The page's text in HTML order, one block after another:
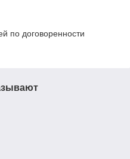
по договоренности